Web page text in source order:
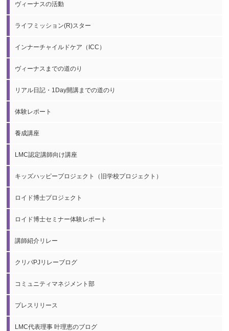
ヴィーナスの活動
ライフミッション(R)スター
インナーチャイルドケア（ICC）
ヴィーナスまでの道のり
リアル日記・1Day開講までの道のり
体験レポート
養成講座
LMC認定講師向け講座
キッズハッピープロジェクト（旧学校プロジェクト）
ロイド博士プロジェクト
ロイド博士セミナー体験レポート
講師紹介リレー
クリパPJリレーブログ
コミュニティマネジメント部
プレスリリース
LMC代表理事 叶理恵のブログ